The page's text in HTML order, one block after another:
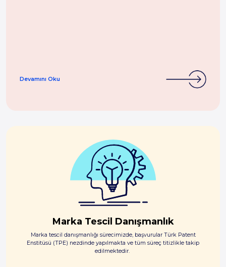
Devamını Oku
Marka Tescil Danışmanlık
Marka tescil danışmanlığı sürecimizde, başvurular Türk Patent
Enstitüsü (TPE) nezdinde yapılmakta ve tüm süreç titizlikle takip
edilmektedir.